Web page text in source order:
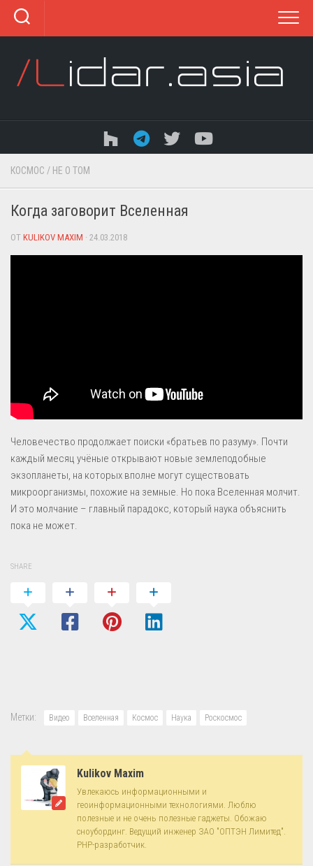
Перейти
содержанию
КОСМОС / НЕ О ТОМ
Когда заговорит Вселенная
ОТ KULIKOV MAXIM · 24.03.2018
Человечество продолжает поиски «братьев по разуму». Почти
каждый месяц учёные открывают новые землеподобные
экзопланеты, на которых вполне могут существовать
микроорганизмы, похожие на земные. Но пока Вселенная молчит.
И это молчание – главный парадокс, который наука объяснить
пока не может.
SHARE
Метки: Видео Вселенная Космос Наука Роскосмос
Kulikov Maxim
Увлекаюсь информационными и
геоинформационными технологиями. Люблю
полезные и не очень полезные гаджеты. Обожаю
сноубординг. Ведущий инженер ЗАО "ОПТЭН Лимитед".
PHP-разработчик.